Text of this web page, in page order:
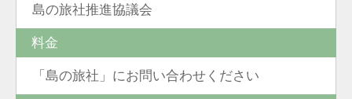
島の旅社推進協議会
料金
「島の旅社」にお問い合わせください